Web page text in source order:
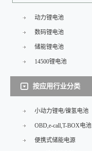
动力锂电池
数码锂电池
储能锂电池
14500锂电池
按应用行业分类
小动力锂电/镍氢电池
OBD,e-call,T-BOX电池
便携式储能电源